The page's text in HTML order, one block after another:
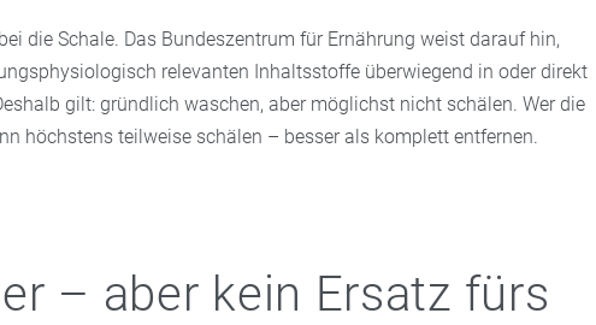
die Schale. Das Bundeszentrum für Ernährung weist darauf hin,
relevanten Inhaltsstoffe überwiegend in oder direkt
gilt: gründlich waschen, aber möglichst nicht schälen. Wer die
höchstens teilweise schälen – besser als komplett entfernen.
– aber kein Ersatz fürs